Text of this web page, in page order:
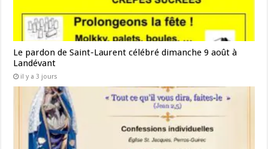
Le pardon de Saint-Laurent célébré dimanche 9 août à
Landévant
il y a 3 jours